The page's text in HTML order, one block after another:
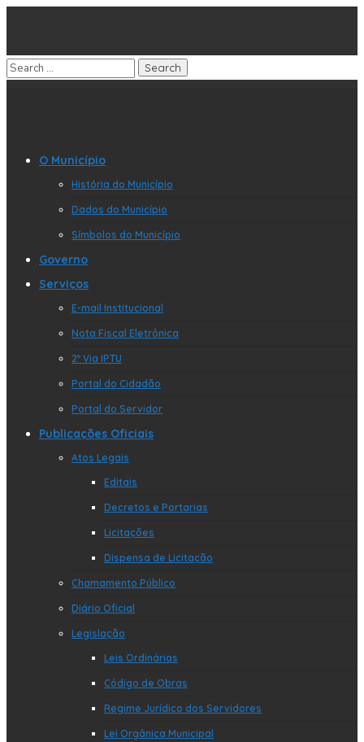
O Município
História do Município
Dados do Município
Símbolos do Município
Governo
Serviços
E-mail Institucional
Nota Fiscal Eletrônica
2º Via IPTU
Portal do Cidadão
Portal do Servidor
Publicações Oficiais
Atos Legais
Editais
Decretos e Portarias
Licitações
Dispensa de Licitação
Chamamento Público
Diário Oficial
Legislação
Leis Ordinárias
Código de Obras
Regime Jurídico dos Servidores
Lei Orgânica Municipal